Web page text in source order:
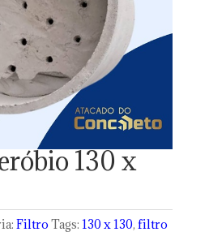
130 x
Filtro Tags: 130 x 130, filtro